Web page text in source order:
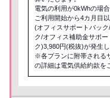
電気の利用が0kWhの場
ご利用開始から4カ月目
(オフィスサポートパッ
ク/オフィス補助金サポ
ク)3,980円(税抜)が発生し
※各プランに附帯される
の詳細は電気供給約款を